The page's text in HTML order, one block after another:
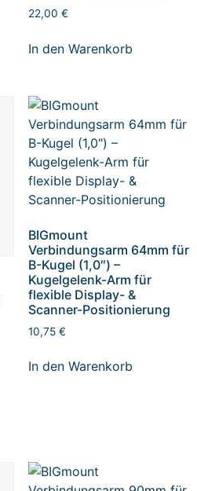
22,00 €
In den Warenkorb
BIGmount
Verbindungsarm 64mm für
B-Kugel (1,0″) –
Kugelgelenk-Arm für
flexible Display- &
Scanner-Positionierung
10,75 €
In den Warenkorb